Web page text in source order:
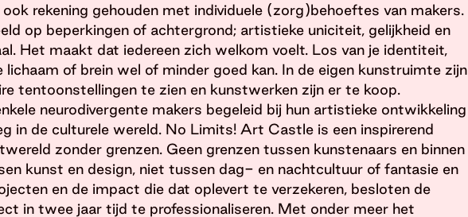
rekening gehouden met individuele (zorg)behoeftes van makers.
op beperkingen of achtergrond; artistieke uniciteit, gelijkheid en
Het maakt dat iedereen zich welkom voelt. Los van je identiteit,
lichaam of brein wel of minder goed kan. In de eigen kunstruimte zijn
tentoonstellingen te zien en kunstwerken zijn er te koop.
neurodivergente makers begeleid bij hun artistieke ontwikkeling
in de culturele wereld. No Limits! Art Castle is een inspirerend
zonder grenzen. Geen grenzen tussen kunstenaars en binnen
kunst en design, niet tussen dag- en nachtcultuur of fantasie en
en de impact die dat oplevert te verzekeren, besloten de
in twee jaar tijd te professionaliseren. Met onder meer het